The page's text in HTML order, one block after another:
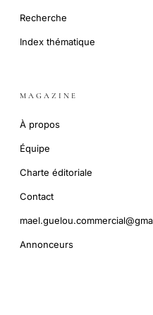
Recherche
Index thématique
MAGAZINE
À propos
Équipe
Charte éditoriale
Contact
Annonceurs